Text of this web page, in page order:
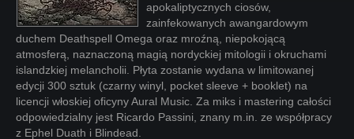
apokaliptycznych ciosów,
zainfekowanych awangardowym
duchem Deathspell Omega oraz mroźną, niepokojącą
atmosferą, naznaczoną magią nordyckiej mitologii i okruchami
islandzkiej melancholii. Płyta zostanie wydana w limitowanej
edycji 300 sztuk (czarny winyl, pocket sleeve + booklet) na
licencji włoskiej oficyny Aural Music. Za miks i mastering całości
odpowiedzialny jest Ricardo Passini, znany m.in. ze współpracy
z Ephel Duath i Blindead.